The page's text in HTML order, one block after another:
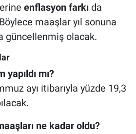
enflasyon farkıda
maaşlar yıl sonuna
güncellenmiş olacak.
mı?
ayı itibarıyla yüzde 19,3
ne kadar oldu?